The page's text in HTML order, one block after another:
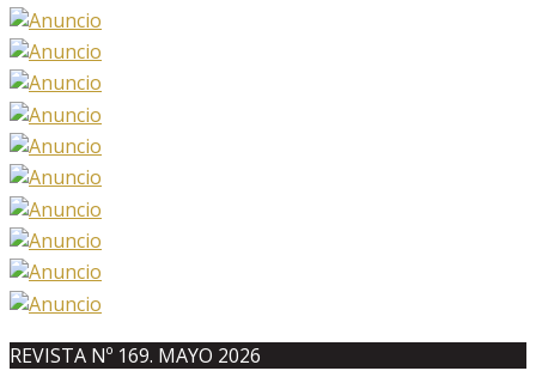
REVISTA Nº 169. MAYO 2026